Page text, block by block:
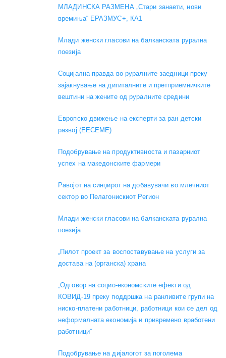
МЛАДИНСКА РАЗМЕНА „Стари занаети, нови
времиња“ ЕРАЗМУС+, КА1
Mлади женски гласови на балканската рурална
поезија
Социјална правда во руралните заедници преку
зајакнување на дигиталните и претприемничките
вештини на жените од руралните средини
Европско движење на експерти за ран детски
развој (EECEME)
Подобрување на продуктивноста и пазарниот
успех на македонските фармери
Равојот на синџирот на добавувачи во млечниот
сектор во Пелагонискиот Регион
Mлади женски гласови на балканската рурална
поезија
„Пилот проект за воспоставување на услуги за
достава на (органска) храна
„Одговор на социо-економските ефекти од
КОВИД-19 преку поддршка на ранливите групи на
ниско-платени работници, работници кои се дел од
неформалната економија и привремено вработени
работници”
Подобрување на дијалогот за поголема